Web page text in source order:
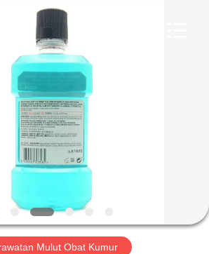
Mulut Obat Kumur